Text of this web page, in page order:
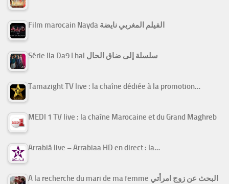
Film marocain Nayda الفيلم المغربي نايضة
Série Ila Da9 Lhal سلسلة إلى ضاق الحال
Tamazight TV live : la chaîne dédiée à la promotion…
MEDI 1 TV live : la chaîne Marocaine et du Grand Maghreb
Arrabiâ live – Arrabiaa HD en direct : la…
A la recherche du mari de ma femme البحث عن زوج امرأتي